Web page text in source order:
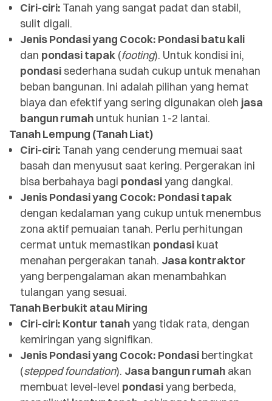
Ciri-ciri: Tanah yang sangat padat dan stabil,
sulit digali.
Jenis Pondasi yang Cocok: Pondasi batu kali
dan pondasi tapak (footing). Untuk kondisi ini,
pondasi sederhana sudah cukup untuk menahan
beban bangunan. Ini adalah pilihan yang hemat
biaya dan efektif yang sering digunakan oleh jasa
bangun rumah untuk hunian 1-2 lantai.
Tanah Lempung (Tanah Liat)
Ciri-ciri: Tanah yang cenderung memuai saat
basah dan menyusut saat kering. Pergerakan ini
bisa berbahaya bagi pondasiyang dangkal.
Jenis Pondasi yang Cocok: Pondasi tapak
dengan kedalaman yang cukup untuk menembus
zona aktif pemuaian tanah. Perlu perhitungan
cermat untuk memastikan pondasi kuat
menahan pergerakan tanah. Jasa kontraktor
yang berpengalaman akan menambahkan
tulangan yang sesuai.
Tanah Berbukit atau Miring
Ciri-ciri: Kontur tanahyang tidak rata, dengan
kemiringan yang signifikan.
Jenis Pondasi yang Cocok: Pondasi bertingkat
(stepped foundation). Jasa bangun rumah akan
membuat level-level pondasiyang berbeda,